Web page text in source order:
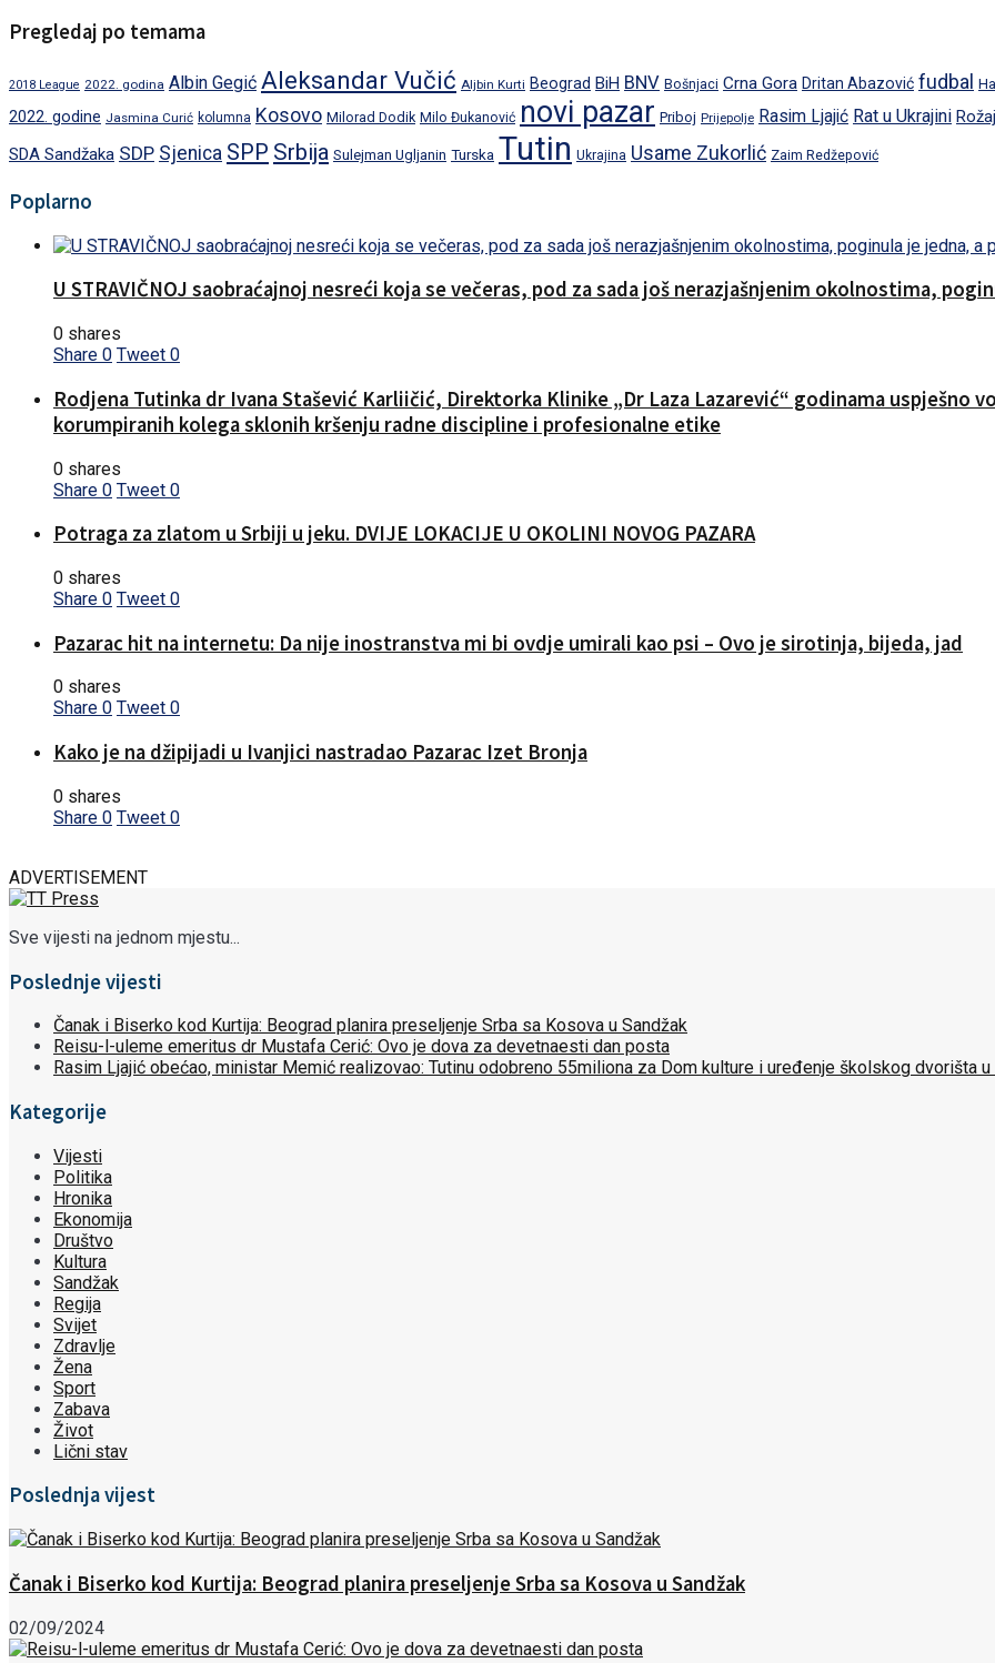
Pregledaj po temama
2018 League 2022. godina Albin Gegić Aleksandar Vučić Aljbin Kurti Beograd BiH BNV Bošnjaci Crna Gora Dritan Abazović fudbal
2022. godine Jasmina Curić kolumna Kosovo Milorad Dodik Milo Đukanović novi pazar Priboj Prijepolje Rasim Ljajić Rat u Ukrajini
SDA Sandžaka SDP Sjenica SPP Srbija Sulejman Ugljanin Turska Tutin Ukrajina Usame Zukorlić Zaim Redžepović
Poplarno
U STRAVIČNOJ saobraćajnoj nesreći koja se večeras, pod za sada još nerazjašnjenim okolnostima,
0 shares
Share 0 Tweet 0
Rodjena Tutinka dr Ivana Stašević Karliičić, Direktorka Klinike „Dr Laza Lazarević“ godinama uspješno
korumpiranih kolega sklonih kršenju radne discipline i profesionalne etike
0 shares
Share 0 Tweet 0
Potraga za zlatom u Srbiji u jeku. DVIJE LOKACIJE U OKOLINI NOVOG PAZARA
0 shares
Share 0 Tweet 0
Pazarac hit na internetu: Da nije inostranstva mi bi ovdje umirali kao psi – Ovo je sirotinja, bijeda, jad
0 shares
Share 0 Tweet 0
Kako je na džipijadi u Ivanjici nastradao Pazarac Izet Bronja
0 shares
Share 0 Tweet 0
ADVERTISEMENT
Sve vijesti na jednom mjestu...
Poslednje vijesti
Čanak i Biserko kod Kurtija: Beograd planira preseljenje Srba sa Kosova u Sandžak
Reisu-l-uleme emeritus dr Mustafa Cerić: Ovo je dova za devetnaesti dan posta
Rasim Ljajić obećao, ministar Memić realizovao: Tutinu odobreno 55miliona za Dom kulture i uređenje školskog dvorišta u
Kategorije
Vijesti
Politika
Hronika
Ekonomija
Društvo
Kultura
Sandžak
Regija
Svijet
Zdravlje
Žena
Sport
Zabava
Život
Lični stav
Poslednja vijest
Čanak i Biserko kod Kurtija: Beograd planira preseljenje Srba sa Kosova u Sandžak
02/09/2024